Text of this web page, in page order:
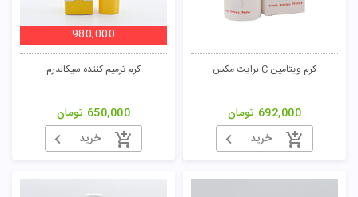
کرم ویتامین C برایت مکس
692,000 تومان
خرید
کرم ترمیم کننده سیکالدرم
980,000
650,000 تومان
خرید